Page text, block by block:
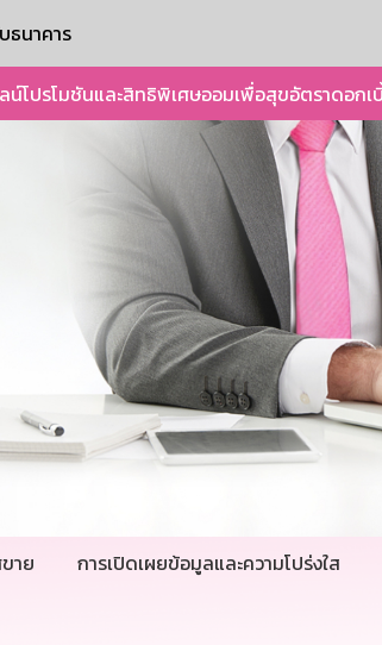
ธนาคาร
น์โปรโมชันและสิทธิพิเศษออมเพื่อสุขอัตราดอกเ
าย การเปิดเผยข้อมูลและความโปร่งใส